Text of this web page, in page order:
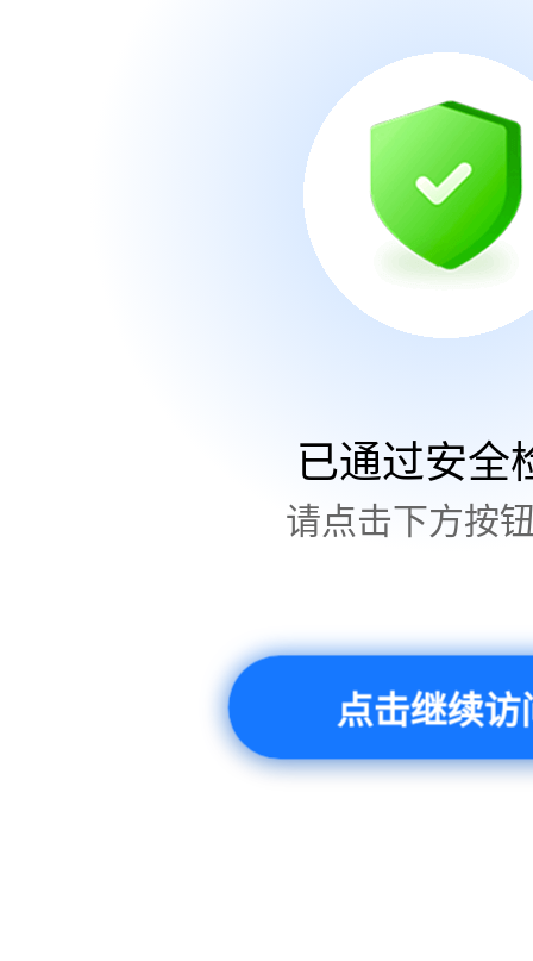
已通过安全
请点击下方按
点击继续访